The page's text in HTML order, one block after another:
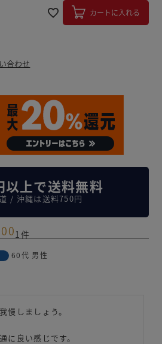
カートに入れる
合わせ
上で送料無料
/ 沖縄は送料750円
1
60代 男性
慢しましょう。
に良い感じです。